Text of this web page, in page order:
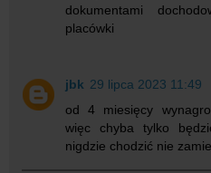
dokumentami
placówki
jbk 29 lipca 2023 11:49
od 4 miesięcy
więc chyba tylko
nigdzie chodzić nie